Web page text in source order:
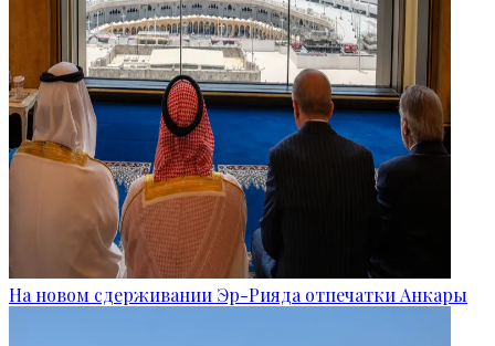
На новом сдерживании Эр-Рияда отпечатки Анкары